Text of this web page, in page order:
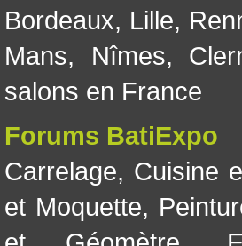
Bordeaux, Lille,
Mans, Nîmes,
salons en France
Forums BatiExpo
Carrelage, Cuisine
et Moquette,